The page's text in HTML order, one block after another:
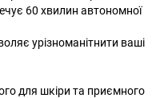
60 хвилин автономної
урізноманітнити ваші
для шкіри та приємного